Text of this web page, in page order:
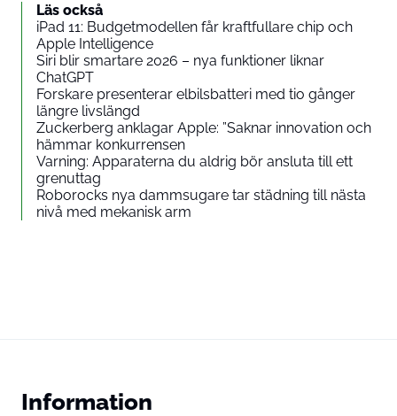
Läs också
iPad 11: Budgetmodellen får kraftfullare chip och
Apple Intelligence
Siri blir smartare 2026 – nya funktioner liknar
ChatGPT
Forskare presenterar elbilsbatteri med tio gånger
längre livslängd
Zuckerberg anklagar Apple: ”Saknar innovation och
hämmar konkurrensen
Varning: Apparaterna du aldrig bör ansluta till ett
grenuttag
Roborocks nya dammsugare tar städning till nästa
nivå med mekanisk arm
Information